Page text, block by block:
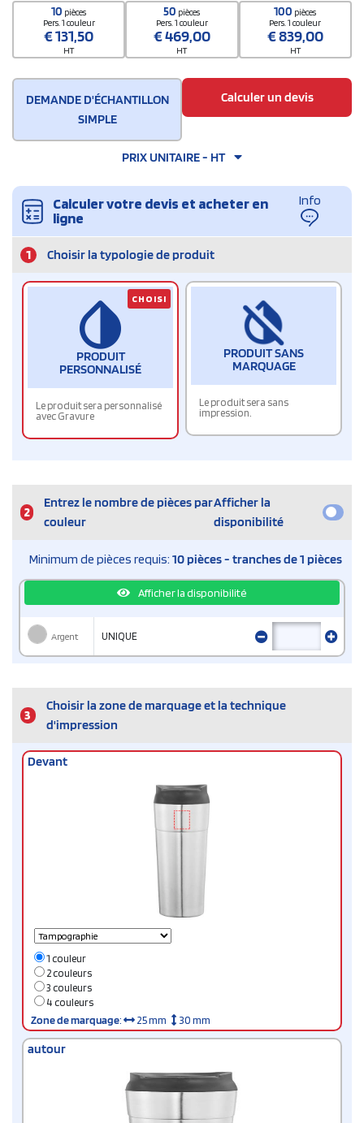
10 pièces
Pers. 1 couleur
€131,50
HT
50 pièces
Pers. 1 couleur
€469,00
HT
100 pièces
Pers. 1 couleur
€839,00
HT
DEMANDE D'ÉCHANTILLON
SIMPLE
Calculer un devis
PRIX UNITAIRE - HT
Calculer votre devis et acheter en
ligne
Info
1 Choisir la typologie de produit
PRODUIT
PERSONNALISÉ
Le produit sera personnalisé
avec Gravure
CHOISI
PRODUIT SANS
MARQUAGE
Le produit sera sans
impression.
2
Entrez le nombre de pièces par
couleur
Afficher la
disponibilité
Minimum de pièces requis: 10 pièces - tranches de 1 pièces
Afficher la disponibilité
Argent UNIQUE
3
Choisir la zone de marquage et la technique
d'impression
Devant
1 couleur
2 couleurs
3 couleurs
4 couleurs
Zone de marquage: 25 mm 30 mm
autour